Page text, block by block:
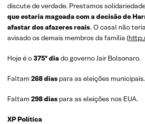
discute de verdade. Prestamos
que estaria magoada com a decisão de
afastar dos afazeres reais. O casal não
avisado os demais membros da família (
Hoje é o375º diado governo Jair Bolsonaro.
Faltam 268 dias para as eleições municipais.
Faltam 298 dias para as eleições nos EUA.
XP Política